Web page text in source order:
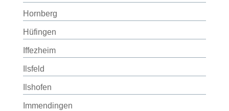
Hornberg
Hüfingen
Iffezheim
Ilsfeld
Ilshofen
Immendingen